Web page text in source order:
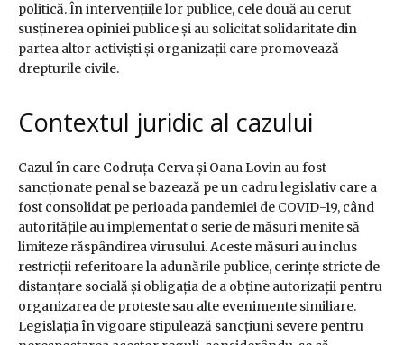
politică. În intervențiile lor publice, cele două au cerut
susținerea opiniei publice și au solicitat solidaritate din
partea altor activiști și organizații care promovează
drepturile civile.
Contextul juridic al cazului
Cazul în care Codruța Cerva și Oana Lovin au fost
sancționate penal se bazează pe un cadru legislativ care a
fost consolidat pe perioada pandemiei de COVID-19, când
autoritățile au implementat o serie de măsuri menite să
limiteze răspândirea virusului. Aceste măsuri au inclus
restricții referitoare la adunările publice, cerințe stricte de
distanțare socială și obligația de a obține autorizații pentru
organizarea de proteste sau alte evenimente similiare.
Legislația în vigoare stipulează sancțiuni severe pentru